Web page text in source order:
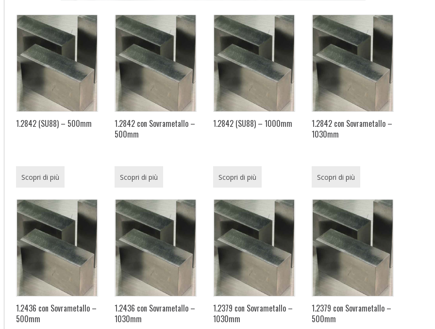
1.2842 (SU88) – 500mm
Scopri di più
1.2842 con Sovrametallo –
500mm
Scopri di più
1.2842 (SU88) – 1000mm
Scopri di più
1.2842 con Sovrametallo –
1030mm
Scopri di più
1.2436 con Sovrametallo –
500mm
1.2436 con Sovrametallo –
1030mm
1.2379 con Sovrametallo –
1030mm
1.2379 con Sovrametallo –
500mm